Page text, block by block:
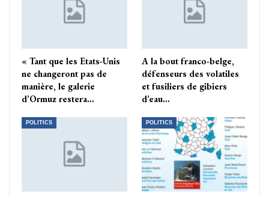
« Tant que les Etats-Unis
ne changeront pas de
manière, le galerie
d’Ormuz restera…
A la bout franco-belge,
défenseurs des volatiles
et fusiliers de gibiers
d’eau…
POLITICS POLITICS